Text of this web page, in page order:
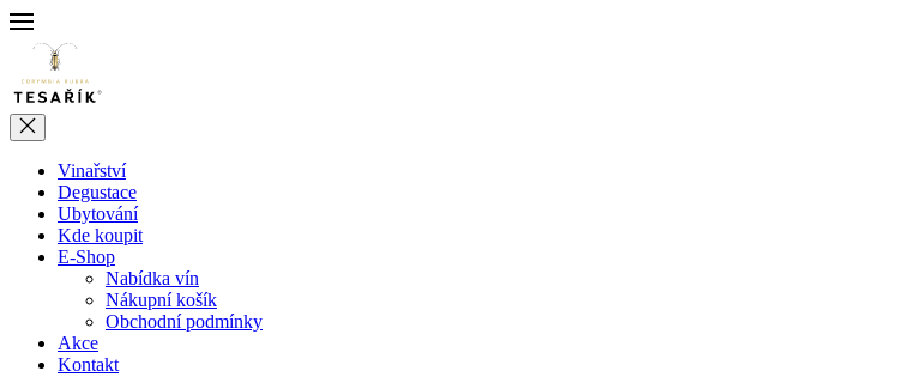
Vinařství
Degustace
Ubytování
Kde koupit
E-Shop
Nabídka vín
Nákupní košík
Obchodní podmínky
Akce
Kontakt